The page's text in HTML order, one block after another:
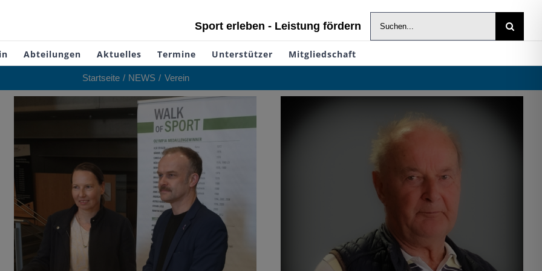
Sport erleben - Leistung fördern
Suche
nach:
Abteilungen Aktuelles Termine Unterstützer Mitgliedschaft
Startseite NEWS Verein
Drei neue Platten für den Walk of Sport Nachruf: Carl-Heinz Martens
Kanu Verein